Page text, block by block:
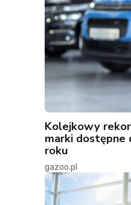
Kolejkowy
marki dostępne
roku
gazoo.pl